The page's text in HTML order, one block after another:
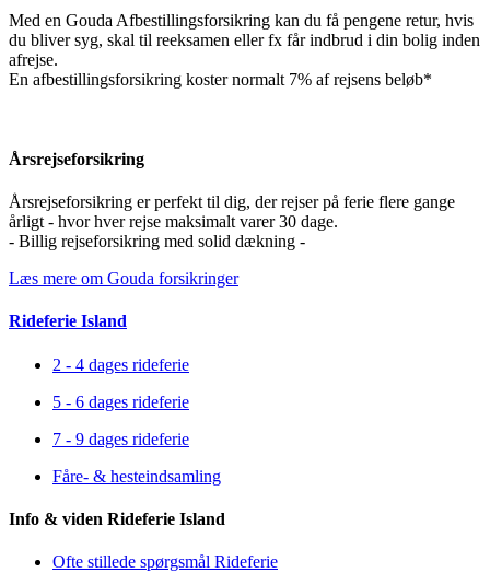
Med en Gouda Afbestillingsforsikring kan du få pengene retur, hvis
du bliver syg, skal til reeksamen eller fx får indbrud i din bolig inden
afrejse.
En afbestillingsforsikring koster normalt 7% af rejsens beløb*
Årsrejseforsikring
Årsrejseforsikring er perfekt til dig, der rejser på ferie flere gange
årligt - hvor hver rejse maksimalt varer 30 dage.
- Billig rejseforsikring med solid dækning -
Læs mere om Gouda forsikringer
Rideferie Island
2 - 4 dages rideferie
5 - 6 dages rideferie
7 - 9 dages rideferie
Fåre- & hesteindsamling
Info & viden Rideferie Island
Ofte stillede spørgsmål Rideferie